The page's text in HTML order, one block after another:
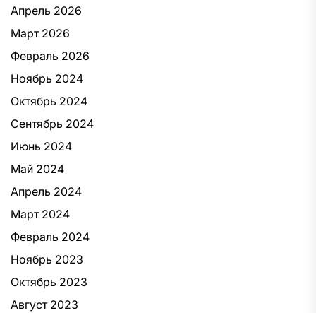
Апрель 2026
Март 2026
Февраль 2026
Ноябрь 2024
Октябрь 2024
Сентябрь 2024
Июнь 2024
Май 2024
Апрель 2024
Март 2024
Февраль 2024
Ноябрь 2023
Октябрь 2023
Август 2023